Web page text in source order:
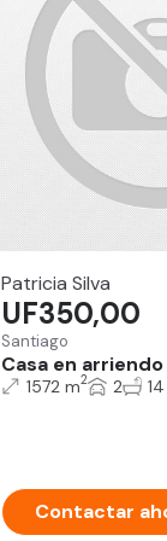
Patricia Silva
Santiago
Casa en
UF350,00
1572 m2 2 14
Contactar